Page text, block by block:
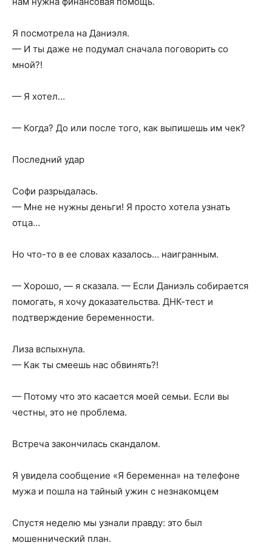
Я посмотрела на Даниэля.
— И ты даже не подумал сначала поговорить со
мной?!
— Я хотел…
— Когда? До или после того, как выпишешь им чек?
Последний удар
Софи разрыдалась.
— Мне не нужны деньги! Я просто хотела узнать
отца…
Но что-то в ее словах казалось… наигранным.
— Хорошо, — я сказала. — Если Даниэль собирается
помогать, я хочу доказательства. ДНК-тест и
подтверждение беременности.
Лиза вспыхнула.
— Как ты смеешь нас обвинять?!
— Потому что это касается моей семьи. Если вы
честны, это не проблема.
Встреча закончилась скандалом.
Я увидела сообщение «Я беременна» на телефоне
мужа и пошла на тайный ужин с незнакомцем
Спустя неделю мы узнали правду: это был
мошеннический план.